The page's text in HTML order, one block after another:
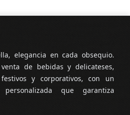
elegancia en cada obsequio.
de bebidas y delicateses,
y corporativos, con un
que garantiza